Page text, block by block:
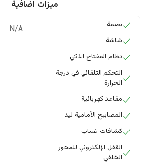
ميزات اضافية
بصمة
شاشة
نظام المفتاح الذكي
التحكم التلقائي في درجة
الحرارة
مقاعد كهربائية
المصابيح الأمامية ليد
كشافات ضباب
القفل الإلكتروني للمحور
الخلفي
N/A